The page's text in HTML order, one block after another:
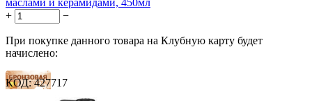
маслами и керамидами, 450мл
+
−
При покупке данного товара на Клубную карту будет
начислено:
КОД: 427717